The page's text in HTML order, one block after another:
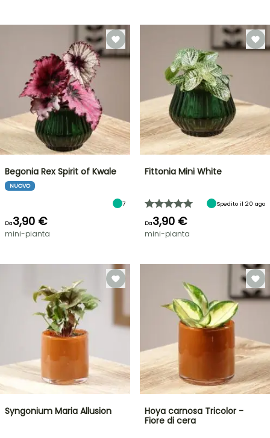
Begonia Rex Spirit of Kwale
NUOVO
7
Da3,90 €
mini-pianta
Fittonia Mini White
Spedito il 20 ago
Da3,90 €
mini-pianta
Syngonium Maria Allusion
Hoya carnosa Tricolor -
Fiore di cera